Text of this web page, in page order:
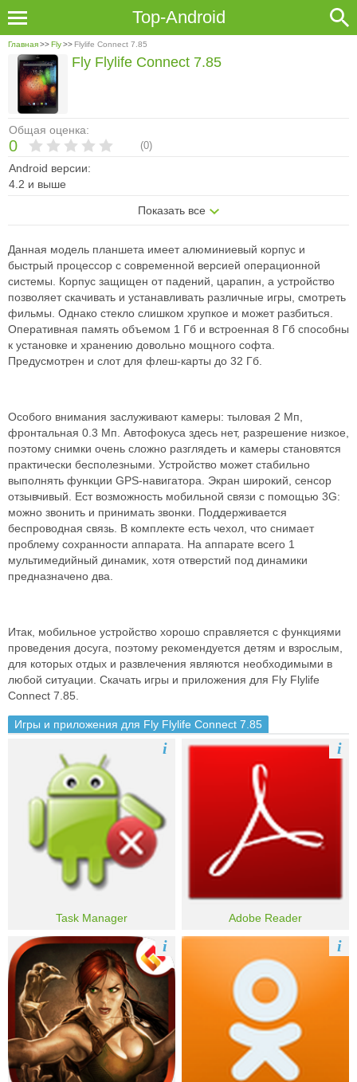
Top-Android
Главная>>Fly>> Flylife Connect 7.85
Общая оценка:
0 (0)
Android версии:
4.2 и выше
Показать все
Fly Flylife Connect 7.85
Данная модель планшета имеет алюминиевый корпус и
быстрый процессор с современной версией операционной
системы. Корпус защищен от падений, царапин, а устройство
позволяет скачивать и устанавливать различные игры, смотреть
фильмы. Однако стекло слишком хрупкое и может разбиться.
Оперативная память объемом 1 Гб и встроенная 8 Гб способны
к установке и хранению довольно мощного софта.
Предусмотрен и слот для флеш-карты до 32 Гб.
Особого внимания заслуживают камеры: тыловая 2 Мп,
фронтальная 0.3 Мп. Автофокуса здесь нет, разрешение низкое,
поэтому снимки очень сложно разглядеть и камеры становятся
практически бесполезными. Устройство может стабильно
выполнять функции GPS-навигатора. Экран широкий, сенсор
отзывчивый. Ест возможность мобильной связи с помощью 3G:
можно звонить и принимать звонки. Поддерживается
беспроводная связь. В комплекте есть чехол, что снимает
проблему сохранности аппарата. На аппарате всего 1
мультимедийный динамик, хотя отверстий под динамики
предназначено два.
Итак, мобильное устройство хорошо справляется с функциями
проведения досуга, поэтому рекомендуется детям и взрослым,
для которых отдых и развлечения являются необходимыми в
любой ситуации. Скачать игры и приложения для Fly Flylife
Connect 7.85.
Игры и приложения для Fly Flylife Connect 7.85
Task Manager
i
Adobe Reader
i
i i